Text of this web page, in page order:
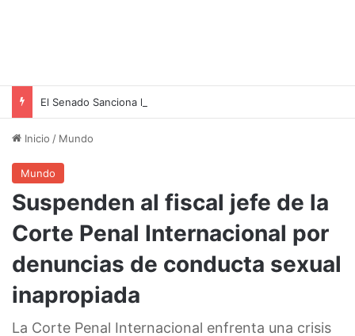
Inicio / Mundo
Mundo
Suspenden al fiscal jefe de la
Corte Penal Internacional por
denuncias de conducta sexual
inapropiada
La Corte Penal Internacional enfrenta una crisis